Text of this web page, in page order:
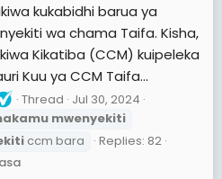
kukabidhi barua ya
wa chama Taifa. Kisha,
Kikatiba (CCM) kuipeleka
Kuu ya CCM Taifa...
Thread Jul 30, 2024
mwenyekiti
ccm bara
Replies: 82